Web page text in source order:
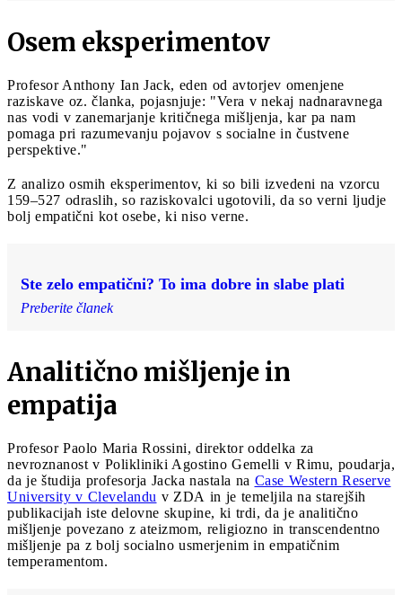
Osem eksperimentov
Profesor Anthony Ian Jack, eden od avtorjev omenjene
raziskave oz. članka, pojasnjuje: "Vera v nekaj nadnaravnega
nas vodi v zanemarjanje kritičnega mišljenja, kar pa nam
pomaga pri razumevanju pojavov s socialne in čustvene
perspektive."
Z analizo osmih eksperimentov, ki so bili izvedeni na vzorcu
159–527 odraslih, so raziskovalci ugotovili, da so verni ljudje
bolj empatični kot osebe, ki niso verne.
Ste zelo empatični? To ima dobre in slabe plati
Preberite članek
Analitično mišljenje in
empatija
Profesor Paolo Maria Rossini, direktor oddelka za
nevroznanost v Polikliniki Agostino Gemelli v Rimu, poudarja,
da je študija profesorja Jacka nastala na Case Western Reserve
University v Clevelandu v ZDA in je temeljila na starejših
publikacijah iste delovne skupine, ki trdi, da je analitično
mišljenje povezano z ateizmom, religiozno in transcendentno
mišljenje pa z bolj socialno usmerjenim in empatičnim
temperamentom.